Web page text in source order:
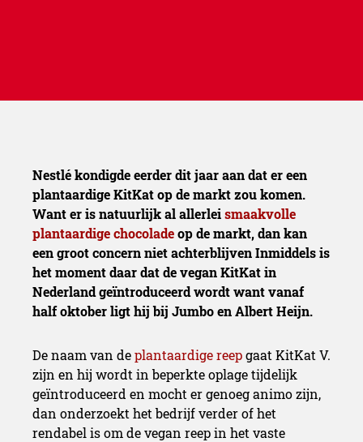
Nestlé kondigde eerder dit jaar aan dat er een
plantaardige KitKat op de markt zou komen.
Want er is natuurlijk al allerleismaakvolle
plantaardige chocoladeop de markt, dan kan
een groot concern niet achterblijven Inmiddels is
het moment daar dat de vegan KitKat in
Nederland geïntroduceerd wordt want vanaf
half oktober ligt hij bij Jumbo en Albert Heijn.
De naam van deplantaardige reepgaat KitKat V.
zijn en hij wordt in beperkte oplage tijdelijk
geïntroduceerd en mocht er genoeg animo zijn,
dan onderzoekt het bedrijf verder of het
rendabel is om de vegan reep in het vaste